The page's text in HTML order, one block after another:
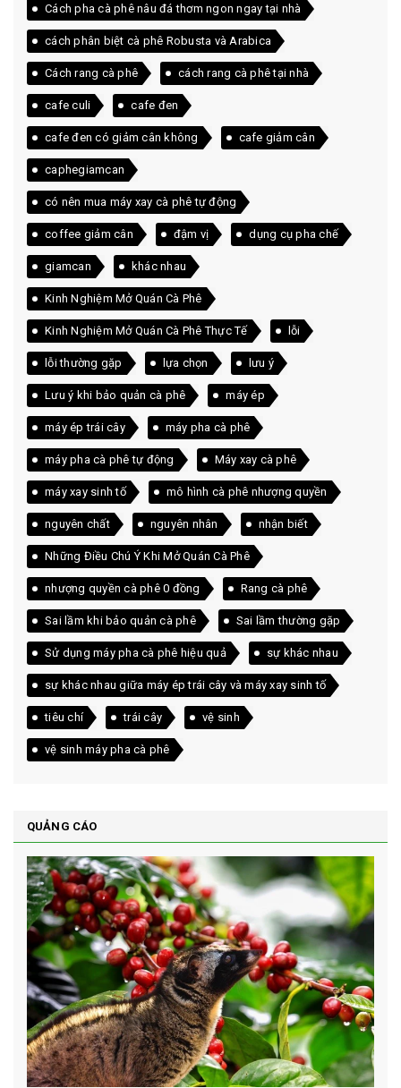
Cách pha cà phê nâu đá thơm ngon ngay tại nhà
cách phân biệt cà phê Robusta và Arabica
Cách rang cà phê cách rang cà phê tại nhà
cafe culi cafe đen
cafe đen có giảm cân không cafe giảm cân
caphegiamcan
có nên mua máy xay cà phê tự động
coffee giảm cân đậm vị dụng cụ pha chế
giamcan khác nhau
Kinh Nghiệm Mở Quán Cà Phê
Kinh Nghiệm Mở Quán Cà Phê Thực Tế lỗi
lỗi thường gặp lựa chọn lưu ý
Lưu ý khi bảo quản cà phê máy ép
máy ép trái cây máy pha cà phê
máy pha cà phê tự động Máy xay cà phê
máy xay sinh tố mô hình cà phê nhượng quyền
nguyên chất nguyên nhân nhận biết
Những Điều Chú Ý Khi Mở Quán Cà Phê
nhượng quyền cà phê 0 đồng Rang cà phê
Sai lầm khi bảo quản cà phê Sai lầm thường gặp
Sử dụng máy pha cà phê hiệu quả sự khác nhau
sự khác nhau giữa máy ép trái cây và máy xay sinh tố
tiêu chí trái cây vệ sinh
vệ sinh máy pha cà phê
QUẢNG CÁO